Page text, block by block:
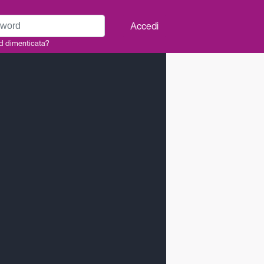
dimenticata?
Accedi